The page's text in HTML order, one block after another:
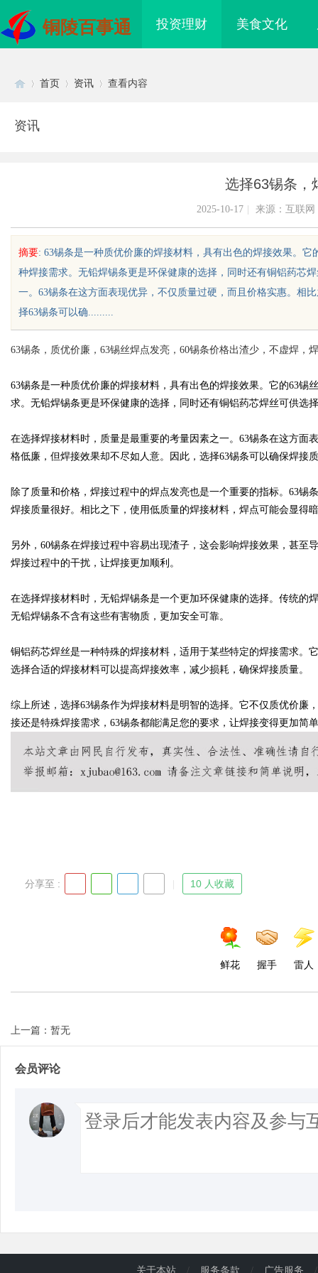
铜陵百事通 投资理财 美食文化
!
Bo
首页 资讯 查看内容
资讯
选择63锡条，
2025-10-17 来源：互联网
摘要: 63锡条是一种质优价廉的焊接材料，具有出色的焊接效果。
种焊接需求。无铅焊锡条更是环保健康的选择，同时还有铜铝药芯
一。63锡条在这方面表现优异，不仅质量过硬，而且价格实惠。相
择63锡条可以确.........
63锡条，质优价廉，63锡丝焊点发亮，60锡条价格出渣少，不虚焊，
63锡条是一种质优价廉的焊接材料，具有出色的焊接效果。它的63
求。无铅焊锡条更是环保健康的选择，同时还有铜铝药芯焊丝可供选
在选择焊接材料时，质量是最重要的考量因素之一。63锡条在这方面
格低廉，但焊接效果却不尽如人意。因此，选择63锡条可以确保焊接
除了质量和价格，焊接过程中的焊点发亮也是一个重要的指标。63
焊接质量很好。相比之下，使用低质量的焊接材料，焊点可能会显得
另外，60锡条在焊接过程中容易出现渣子，这会影响焊接效果，甚至
焊接过程中的干扰，让焊接更加顺利。
在选择焊接材料时，无铅焊锡条是一个更加环保健康的选择。传统的
无铅焊锡条不含有这些有害物质，更加安全可靠。
铜铝药芯焊丝是一种特殊的焊接材料，适用于某些特定的焊接需求。
选择合适的焊接材料可以提高焊接效率，减少损耗，确保焊接质量。
综上所述，选择63锡条作为焊接材料是明智的选择。它不仅质优价廉
接还是特殊焊接需求，63锡条都能满足您的要求，让焊接变得更加简
分享至 : 10 人收藏
鲜花 握手 雷人
上一篇：暂无
会员评论
实验室，标准化研
关于本站 / 服务条款 / 广告服务 /